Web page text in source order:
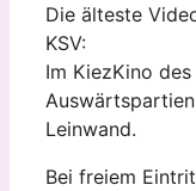
Die älteste
KSV:
Im KiezKino
Leinwand.
Bei freiem